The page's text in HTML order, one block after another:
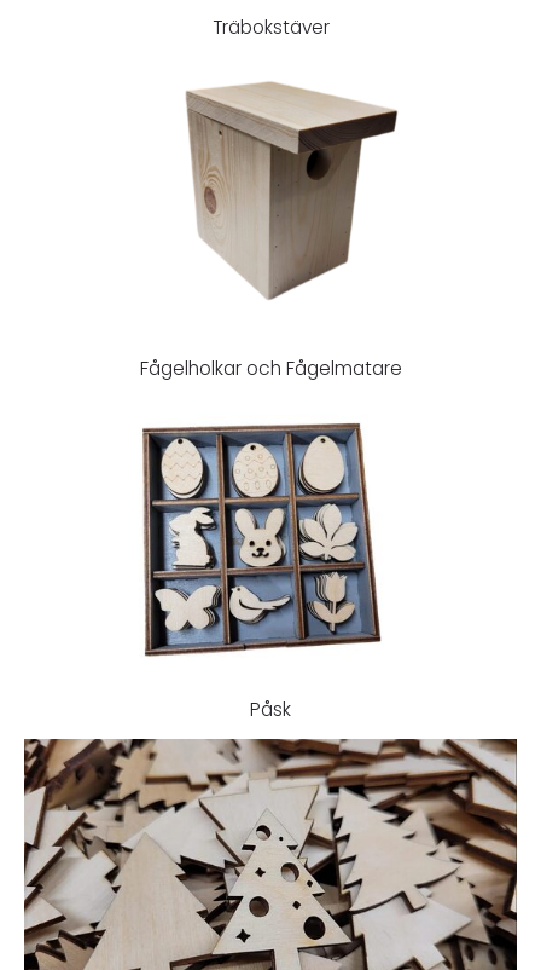
Träbokstäver
Fågelholkar och Fågelmatare
Påsk